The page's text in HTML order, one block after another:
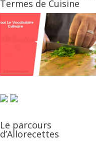
Termes de Cuisine
Le parcours
d’Allorecettes